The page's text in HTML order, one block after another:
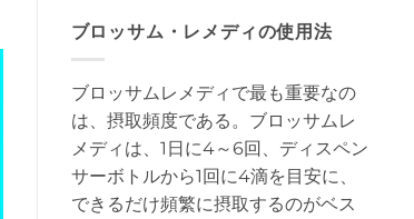
ブロッサム・レメディの使用法
ブロッサムレメディで最も重要なの
は、摂取頻度である。ブロッサムレ
メディは、1日に4～6回、ディスペン
サーボトルから1回に4滴を目安に、
できるだけ頻繁に摂取するのがベス